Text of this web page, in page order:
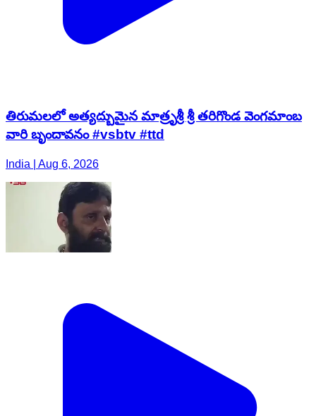
తిరుమలలో అత్యద్బుమైన మాత్రృశ్రీ శ్రీ తరిగొండ వెంగమాంబ
వారి బృందావనం #vsbtv #ttd
India | Aug 6, 2026